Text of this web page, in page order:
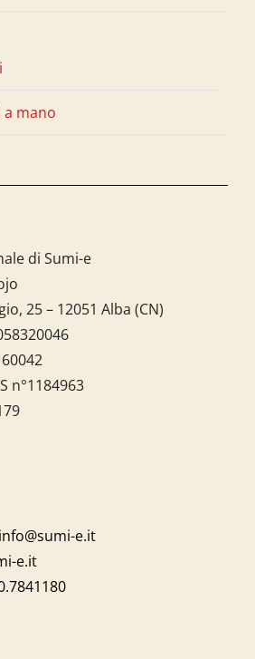
mano
di Sumi-e
25 – 12051 Alba (CN)
n°1184963
info@sumi-e.it
e.it